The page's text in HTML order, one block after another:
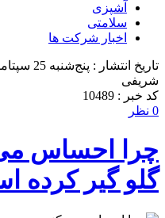
آشپزی
سلامتی
اخبار شرکت ها
تاریخ انتشار : پنج‌شنبه 25 سپتامبر 2025 - 14:53
شریفی
کد خبر : 10489
0 نظر
چرا احساس
گلو گیر کرده